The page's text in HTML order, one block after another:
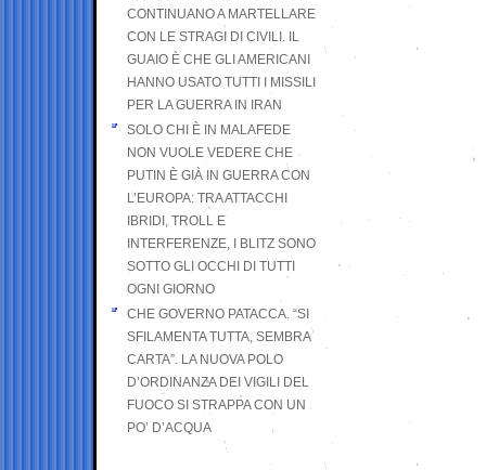
CONTINUANO A MARTELLARE
CON LE STRAGI DI CIVILI. IL
GUAIO È CHE GLI AMERICANI
HANNO USATO TUTTI I MISSILI
PER LA GUERRA IN IRAN
SOLO CHI È IN MALAFEDE
NON VUOLE VEDERE CHE
PUTIN È GIÀ IN GUERRA CON
L’EUROPA: TRA ATTACCHI
IBRIDI, TROLL E
INTERFERENZE, I BLITZ SONO
SOTTO GLI OCCHI DI TUTTI
OGNI GIORNO
CHE GOVERNO PATACCA. “SI
SFILAMENTA TUTTA, SEMBRA
CARTA”. LA NUOVA POLO
D’ORDINANZA DEI VIGILI DEL
FUOCO SI STRAPPA CON UN
PO’ D’ACQUA